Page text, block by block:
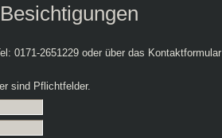
0171-2651229 oder über das Kontaktformular
sind Pflichtfelder.